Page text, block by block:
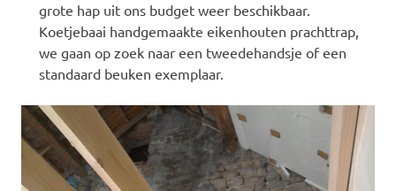
grote hap uit ons budget weer beschikbaar.
Koetjebaai handgemaakte eikenhouten prachttrap,
we gaan op zoek naar een tweedehandsje of een
standaard beuken exemplaar.